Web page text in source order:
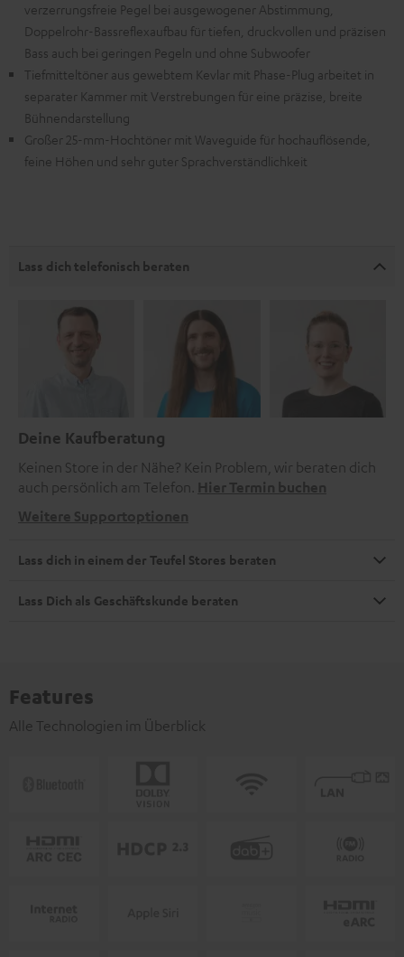
verzerrungsfreie Pegel bei ausgewogener Abstimmung,
Doppelrohr-Bassreflexaufbau für tiefen, druckvollen und präzisen
Bass auch bei geringen Pegeln und ohne Subwoofer
Tiefmitteltöner aus gewebtem Kevlar mit Phase-Plug arbeitet in
separater Kammer mit Verstrebungen für eine präzise, breite
Bühnendarstellung
Großer 25-mm-Hochtöner mit Waveguide für hochauflösende,
feine Höhen und sehr guter Sprachverständlichkeit
Lass dich telefonisch beraten
Deine Kaufberatung
Keinen Store in der Nähe? Kein Problem, wir beraten dich
auch persönlich am Telefon. Hier Termin buchen
Weitere Supportoptionen
Lass dich in einem der Teufel Stores beraten
Lass Dich als Geschäftskunde beraten
Features
Alle Technologien im Überblick